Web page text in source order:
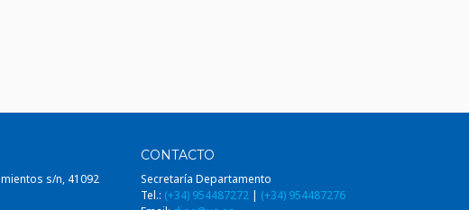
s/n, 41092
CONTACTO
Secretaría Departamento
Tel.: (+34) 954487272| (+34) 954487276